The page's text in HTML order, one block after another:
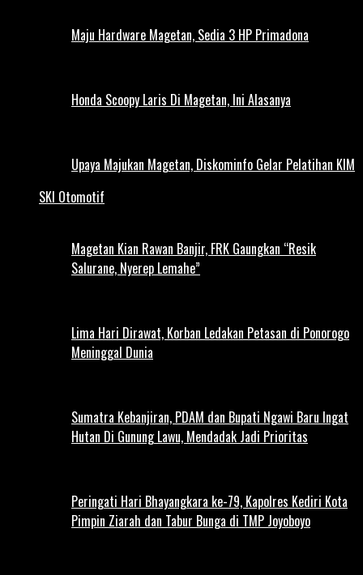
Maju Hardware Magetan, Sedia 3 HP Primadona
Honda Scoopy Laris Di Magetan, Ini Alasanya
Upaya Majukan Magetan, Diskominfo Gelar Pelatihan KIM
SKI Otomotif
Magetan Kian Rawan Banjir, FRK Gaungkan “Resik
Salurane, Nyerep Lemahe”
Lima Hari Dirawat, Korban Ledakan Petasan di Ponorogo
Meninggal Dunia
Sumatra Kebanjiran, PDAM dan Bupati Ngawi Baru Ingat
Hutan Di Gunung Lawu, Mendadak Jadi Prioritas
Peringati Hari Bhayangkara ke-79, Kapolres Kediri Kota
Pimpin Ziarah dan Tabur Bunga di TMP Joyoboyo